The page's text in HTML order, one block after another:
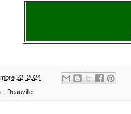
22, 2024
: Deauville